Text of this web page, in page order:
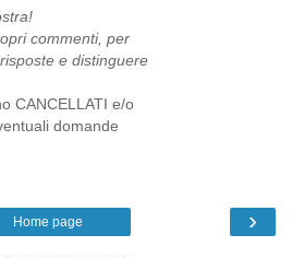
commenti, per
e distinguere
CANCELLATI e/o
domande
›
Home page